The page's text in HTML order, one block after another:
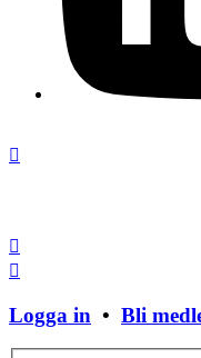
Logga in • Bli